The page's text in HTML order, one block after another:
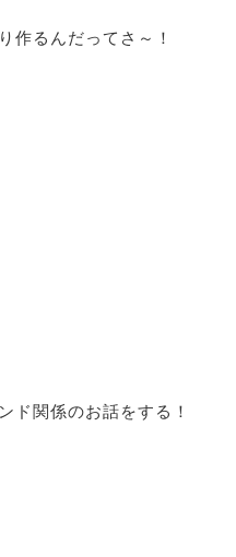
作るんだってさ～！
ド関係のお話をする！